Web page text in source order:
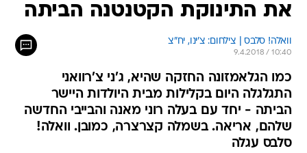
את התינוקת הקטנטנה הביתה
וואלה! סלבס | צילחום: צ'ינו, יח"צ
9.4.2018 / 10:40
כמו הגלאמזונה החזקה שהיא, ג'ני צ'רוואני
התגלגלה היום בקלילות מבית היולדות היישר
הביתה - יחד עם בעלה רוני מאנה והבייבי החדשה
שלהם, אריאה. בשמלה קצרצרה, כמובן. וואלה!
סלבס עגלה